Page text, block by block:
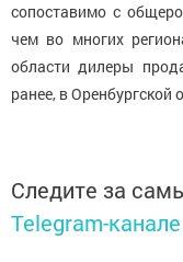
сопоставимо с
чем во многих
области дилеры
ранее, в Оренбургской
Следите за
Telegram-канале